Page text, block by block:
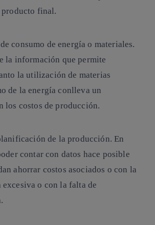
final.
consumo de energía o materiales.
la información que permite
la utilización de materias
de la energía conlleva un
los costos de producción.
de la producción.En
contar con datos hace posible
ahorrar costos asociados o con la
o con la falta de